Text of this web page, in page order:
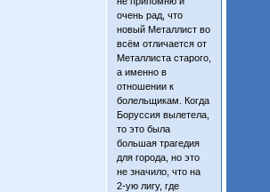
очень рад, что
новый Металлист во
всём отличается от
Металлиста старого,
а именно в
отношении к
болельщикам. Когда
Боруссия вылетела,
то это была
большая трагедия
для города, но это
не значило, что на
2-ую лигу, где